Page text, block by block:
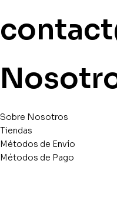
Sobre Nosotros
Tiendas
Métodos de Envío
Métodos de Pago